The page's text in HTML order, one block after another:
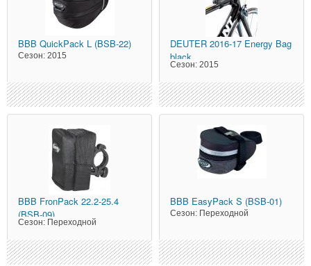
BBB QuickPack L (BSB-22)
Сезон: 2015
DEUTER 2016-17 Energy Bag
black
Сезон: 2015
BBB FronPack 22.2-25.4
(BSB-09)
Сезон: Переходной
BBB EasyPack S (BSB-01)
Сезон: Переходной